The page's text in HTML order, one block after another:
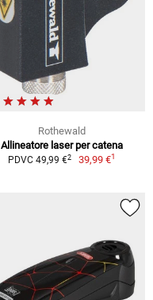
Rothewald
Allineatore laser per catena
PDVC 49,99 €2 39,99 €1